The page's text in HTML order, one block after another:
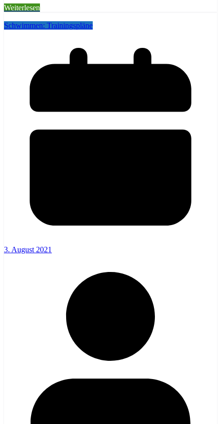
Weiterlesen
Schwimmen: Trainingspläne
3. August 2021